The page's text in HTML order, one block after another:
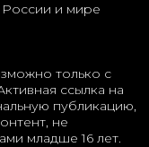
и мире
только с
ссылка на
публикацию,
не
младше 16 лет.